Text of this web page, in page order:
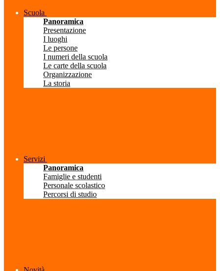
Scuola
Panoramica
Presentazione
I luoghi
Le persone
I numeri della scuola
Le carte della scuola
Organizzazione
La storia
Servizi
Panoramica
Famiglie e studenti
Personale scolastico
Percorsi di studio